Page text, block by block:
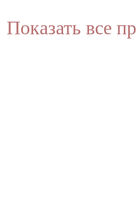
Показать все